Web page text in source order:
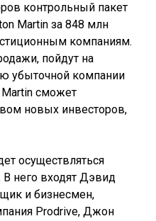
контрольный пакет
Martin за 848 млн
компаниям.
пойдут на
убыточной компании
сможет
новых инвесторов,
осуществляться
него входят Дэвид
и бизнесмен,
Prodrive, Джон